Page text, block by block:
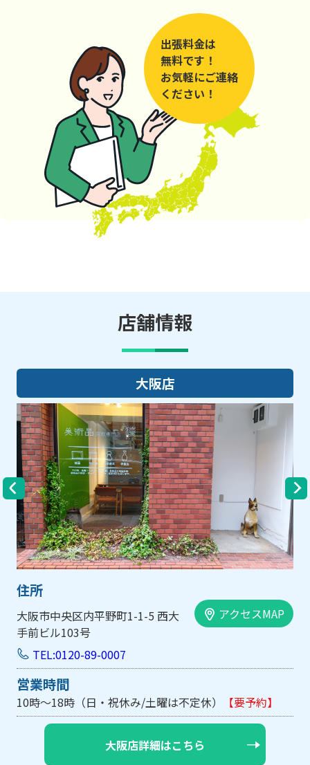
出張料金は
無料です！
お気軽にご連絡
ください！
店舗情報
大阪店
住所
大阪市中央区内平野町1-1-5 西大
手前ビル103号
アクセスMAP
TEL:0120-89-0007
営業時間
10時～18時（日・祝休み/土曜は不定休） 【要予約】
大阪店詳細はこちら